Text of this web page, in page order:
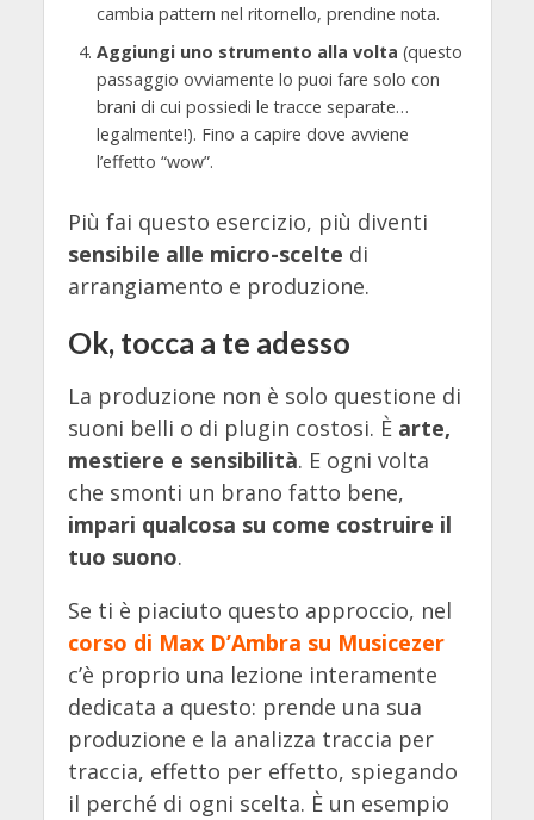
cambia pattern nel ritornello, prendine nota.
Aggiungi uno strumento alla volta (questo
passaggio ovviamente lo puoi fare solo con
brani di cui possiedi le tracce separate…
legalmente!). Fino a capire dove avviene
l’effetto “wow”.
Più fai questo esercizio, più diventi
sensibile alle micro-scelte di
arrangiamento e produzione.
Ok, tocca a te adesso
La produzione non è solo questione di
suoni belli o di plugin costosi. È arte,
mestiere e sensibilità. E ogni volta
che smonti un brano fatto bene,
impari qualcosa su come costruire il
tuo suono.
Se ti è piaciuto questo approccio, nel
corso di Max D’Ambra su Musicezer
c’è proprio una lezione interamente
dedicata a questo: prende una sua
produzione e la analizza traccia per
traccia, effetto per effetto, spiegando
il perché di ogni scelta. È un esempio